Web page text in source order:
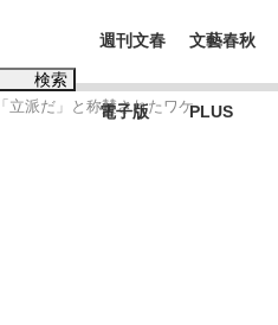
検索
週刊文春
電子版
文藝春秋
PLUS
立派だ」と称賛されたワケ